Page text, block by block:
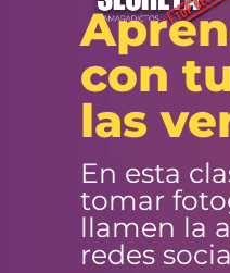
con
las
En esta
tomar
llamen la
redes